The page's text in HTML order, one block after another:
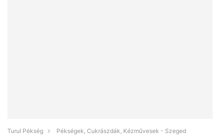
Turul Pékség
Pékségek, Cukrászdák, Kézművesek - Szeged